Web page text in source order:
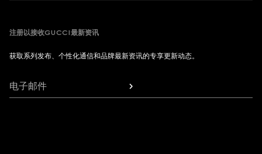
注册以接收GUCCI最新资讯
获取系列发布、个性化通信和品牌最新资讯的专享更新动态。
电子邮件